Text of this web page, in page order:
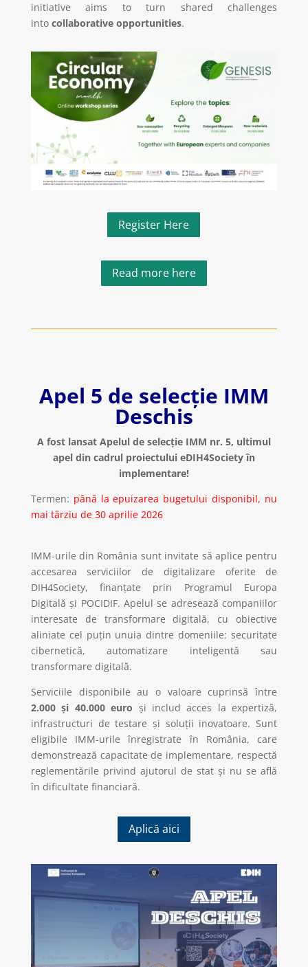
initiative aims to turn shared challenges
into collaborative opportunities.
Register Here
Read more here
Apel 5 de selecție IMM
Deschis
A fost lansat Apelul de selecție IMM nr. 5, ultimul
apel din cadrul proiectului eDIH4Society în
implementare!
Termen: până la epuizarea bugetului disponibil, nu
mai târziu de 30 aprilie 2026
IMM-urile din România sunt invitate să aplice pentru
accesarea serviciilor de digitalizare oferite de
DIH4Society, finanțate prin Programul Europa
Digitală și POCIDIF. Apelul se adresează companiilor
interesate de transformare digitală, cu obiective
aliniate cel puțin unuia dintre domeniile: securitate
cibernetică, automatizare inteligentă sau
transformare digitală.
Serviciile disponibile au o valoare cuprinsă între
2.000 și 40.000 euro și includ acces la expertiză,
infrastructuri de testare și soluții inovatoare. Sunt
eligibile IMM-urile înregistrate în România, care
demonstrează capacitate de implementare, respectă
reglementările privind ajutorul de stat și nu se află
în dificultate financiară.
Aplică aici